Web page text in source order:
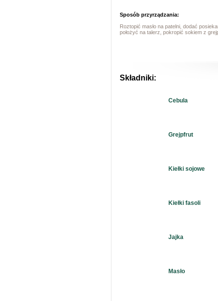
Sposób przyrządzania:
Roztopić masło na patelni, dodać
położyć na talerz, pokropić sokiem z
Składniki:
Cebula
Grejpfrut
Kiełki sojowe
Kiełki fasoli
Jajka
Masło